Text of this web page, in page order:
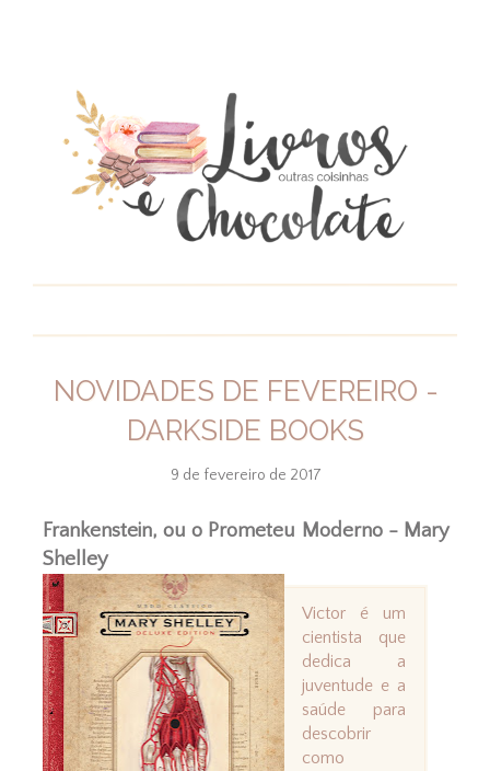
NOVIDADES DE FEVEREIRO -
DARKSIDE BOOKS
9 de fevereiro de 2017
Frankenstein, ou o Prometeu Moderno - Mary
Shelley
Victor é um
cientista que
dedica a
juventude e a
saúde para
descobrir
como